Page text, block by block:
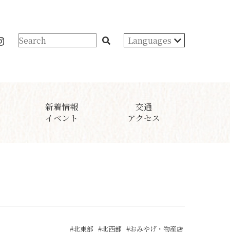
Languages
新着情報
イベント
交通
アクセス
#北東部 #北西部 #おみやげ・物産店